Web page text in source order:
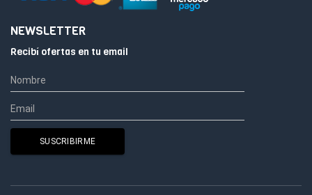
NEWSLETTER
Recibí ofertas en tu email